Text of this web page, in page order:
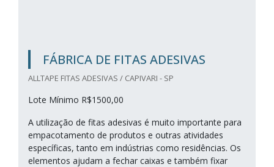
FÁBRICA DE FITAS ADESIVAS
ALLTAPE FITAS ADESIVAS / CAPIVARI - SP
Lote Mínimo R$1500,00
A utilização de fitas adesivas é muito importante para
empacotamento de produtos e outras atividades
específicas, tanto em indústrias como residências. Os
elementos ajudam a fechar caixas e também fixar